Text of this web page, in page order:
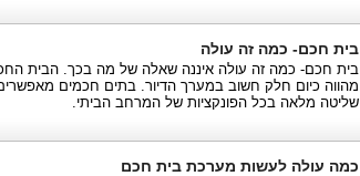
בית חכם- כמה זה עולה
בית חכם- כמה זה עולה איננה שאלה של מה בכך. הבית
מהווה כיום חלק חשוב במערך הדיור. בתים חכמים
שליטה מלאה בכל הפונקציות של המרחב הביתי.
כמה עולה לעשות מערכת בית חכם